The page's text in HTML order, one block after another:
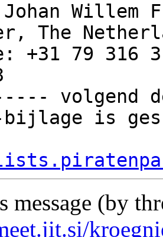
Willem
The
+31 79 316
volgend
bijlage is
message (by